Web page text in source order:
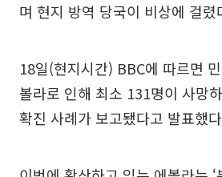
며 현지 방역 당국이 비상에 걸렸
18일(현지시간) BBC에 따르면
볼라로 인해 최소 131명이 사망
확진 사례가 보고됐다고 발표했